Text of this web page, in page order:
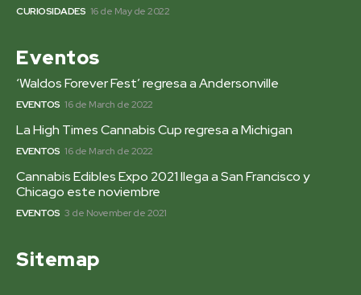
CURIOSIDADES 16 de May de 2022
Eventos
‘Waldos Forever Fest’ regresa a Andersonville
EVENTOS 16 de March de 2022
La High Times Cannabis Cup regresa a Michigan
EVENTOS 16 de March de 2022
Cannabis Edibles Expo 2021 llega a San Francisco y
Chicago este noviembre
EVENTOS 3 de November de 2021
Sitemap